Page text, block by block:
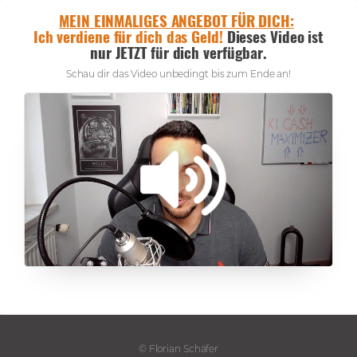
MEIN EINMALIGES ANGEBOT FÜR DICH:
Ich verdiene für dich das Geld!Dieses Video ist
nur JETZT für dich verfügbar.
Schau dir das Video unbedingt bis zum Ende an!
© Florian Schäfer